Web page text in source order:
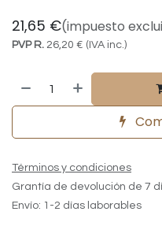
21,65 €(impuesto
PVP R. 26,20 € (IVA inc.)
Términos y condiciones
Grantía de devolución de 7
Envío: 1-2 días laborables